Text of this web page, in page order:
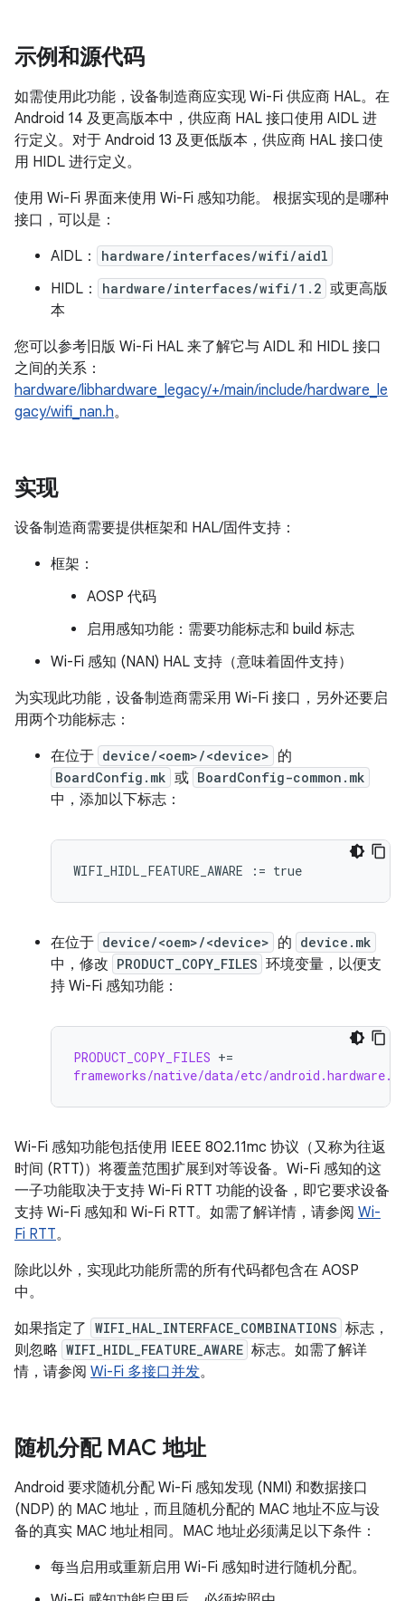
示例和源代码
如需使用此功能，设备制造商应实现 Wi-Fi 供应商 HAL。在
Android 14 及更高版本中，供应商 HAL 接口使用 AIDL 进
行定义。对于 Android 13 及更低版本，供应商 HAL 接口使
用 HIDL 进行定义。
使用 Wi-Fi 界面来使用 Wi-Fi 感知功能。 根据实现的是哪种
接口，可以是：
AIDL：
hardware/interfaces/wifi/aidl
HIDL： hardware/interfaces/wifi/1.2 或更高版
本
您可以参考旧版 Wi-Fi HAL 来了解它与 AIDL 和 HIDL 接口
之间的关系：
hardware/libhardware_legacy/+/main/include/hardware_le
gacy/wifi_nan.h。
实现
设备制造商需要提供框架和 HAL/固件支持：
框架：
AOSP 代码
启用感知功能：需要功能标志和 build 标志
Wi-Fi 感知 (NAN) HAL 支持（意味着固件支持）
为实现此功能，设备制造商需采用 Wi-Fi 接口，另外还要启
用两个功能标志：
在位于 device/<oem>/<device> 的
BoardConfig.mk 或 BoardConfig-common.mk
中，添加以下标志：
WIFI_HIDL_FEATURE_AWARE := true
在位于 device/<oem>/<device> 的 device.mk
中，修改 PRODUCT_COPY_FILES 环境变量，以便支
持 Wi-Fi 感知功能：
PRODUCT_COPY_FILES +=
frameworks/native/data/etc/
Wi-Fi 感知功能包括使用 IEEE 802.11mc 协议（又称为往返
时间 (RTT)）将覆盖范围扩展到对等设备。Wi-Fi 感知的这
一子功能取决于支持 Wi-Fi RTT 功能的设备，即它要求设备
支持 Wi-Fi 感知和 Wi-Fi RTT。如需了解详情，请参阅 Wi-
Fi RTT。
除此以外，实现此功能所需的所有代码都包含在 AOSP
中。
如果指定了 WIFI_HAL_INTERFACE_COMBINATIONS 标志，
则忽略 WIFI_HIDL_FEATURE_AWARE 标志。如需了解详
情，请参阅 Wi-Fi 多接口并发。
随机分配 MAC 地址
Android 要求随机分配 Wi-Fi 感知发现 (NMI) 和数据接口
(NDP) 的 MAC 地址，而且随机分配的 MAC 地址不应与设
备的真实 MAC 地址相同。MAC 地址必须满足以下条件：
每当启用或重新启用 Wi-Fi 感知时进行随机分配。